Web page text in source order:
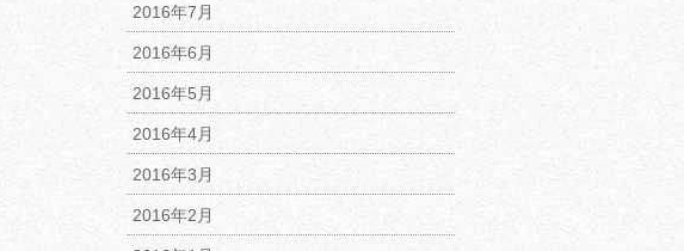
2016年7月
2016年6月
2016年5月
2016年4月
2016年3月
2016年2月